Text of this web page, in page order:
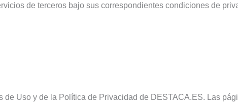
de terceros bajo sus correspondientes condiciones de
de Uso y de la Política de Privacidad de DESTACA.ES. Las